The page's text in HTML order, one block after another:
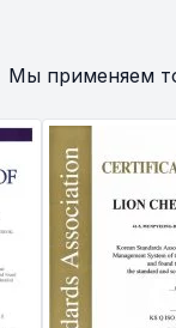
Мы применяем